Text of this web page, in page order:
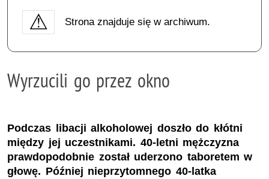
Strona znajduje się w archiwum.
Wyrzucili go przez okno
Podczas libacji alkoholowej doszło do kłótni
między jej uczestnikami. 40-letni mężczyzna
prawdopodobnie został uderzono taboretem w
głowę. Później nieprzytomnego 40-latka